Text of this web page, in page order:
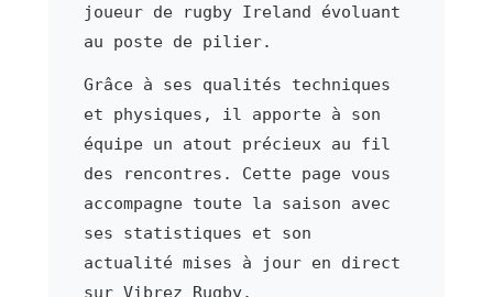
joueur de rugby Ireland évoluant
au poste de pilier.
Grâce à ses qualités techniques
et physiques, il apporte à son
équipe un atout précieux au fil
des rencontres. Cette page vous
accompagne toute la saison avec
ses statistiques et son
actualité mises à jour en direct